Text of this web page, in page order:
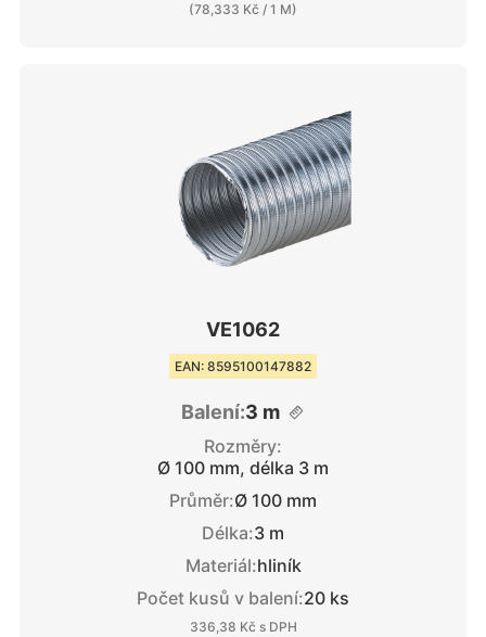
(78,333 Kč / 1 M)
VE1062
EAN: 8595100147882
Balení:3 m
Rozměry:
Ø 100 mm, délka 3 m
Průměr:Ø 100 mm
Délka:3 m
Materiál:hliník
Počet kusů v balení:20 ks
336,38 Kč s DPH